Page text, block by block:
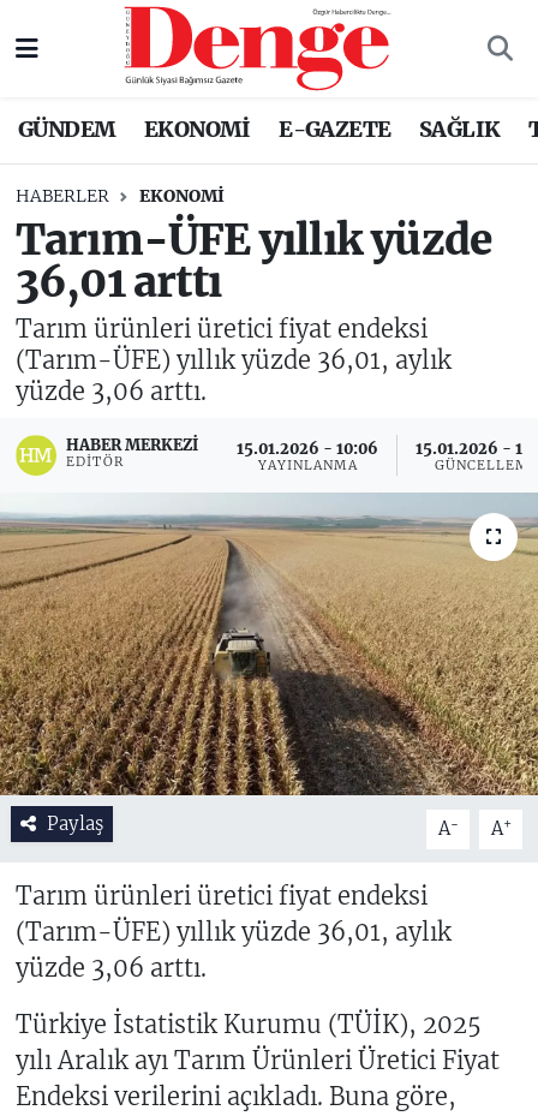
GÜNDEM EKONOMİ E-GAZETE SAĞLIK
HABERLER EKONOMİ
Tarım-ÜFE yıllık yüzde
36,01 arttı
Tarım ürünleri üretici fiyat endeksi
(Tarım-ÜFE) yıllık yüzde 36,01, aylık
yüzde 3,06 arttı.
HABER MERKEZI
EDITÖR
15.01.2026 - 10:06
YAYINLANMA
15.01.2026 -
GÜNCELLEME
Paylaş A- A+
Tarım ürünleri üretici fiyat endeksi
(Tarım-ÜFE) yıllık yüzde 36,01, aylık
yüzde 3,06 arttı.
Türkiye İstatistik Kurumu (TÜİK), 2025
yılı Aralık ayı Tarım Ürünleri Üretici Fiyat
Endeksi verilerini açıkladı. Buna göre,
Nöbetçi Eczaneler
Trafik Durumu
Süper Lig Puan Durumu ve Fikstür
Tüm Manşetler
Son Dakika Haberleri
Haber Arşivi